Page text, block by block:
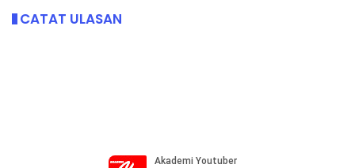
CATAT ULASAN